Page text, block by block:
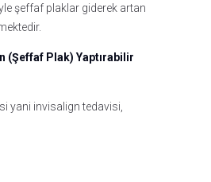
şeffaf plaklar giderek artan
(Şeffaf Plak) Yaptırabilir
yani invisalign tedavisi,